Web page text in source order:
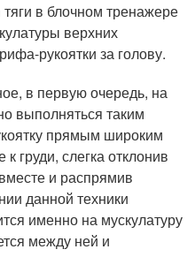
в блочном тренажере
верхних
рукоятки за голову.
в первую очередь, на
выполняться таким
прямым широким
груди, слегка отклонив
и распрямив
данной техники
именно на мускулатуру
между ней и